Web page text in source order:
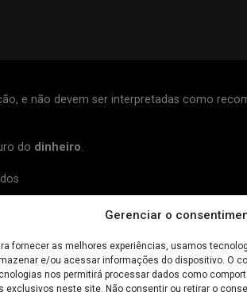
Gerenciar o
fornecer as melhores experiências, usamos
e/ou acessar informações do dispositivo. O
nos permitirá processar dados como
exclusivos neste site. Não consentir ou retirar o
e não devem ser interpretadas como
do dinheiro.